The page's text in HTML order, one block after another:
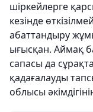
шіркейлерге
кезінде
абаттандыру
ығысқан. Аймақ
сапасы да
қадағалауды
облысы